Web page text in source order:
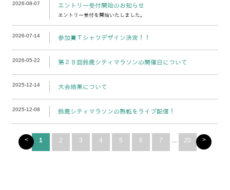
2026-08-07 エントリー受付開始のお知らせ
エントリー受付を開始いたしました。
2026-07-14 参加賞Ｔシャツデザイン決定！！
2026-05-22 第２９回鈴鹿シティマラソンの開催日について
2025-12-14 大会結果について
2025-12-08 鈴鹿シティマラソンの熱戦をライブ配信！
< 1 2 3 4 5 6 7 ... 20 >